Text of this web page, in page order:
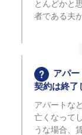
とんどかと
者である夫
アパ
契約は終了
アパートな
亡くなって
うな場合、